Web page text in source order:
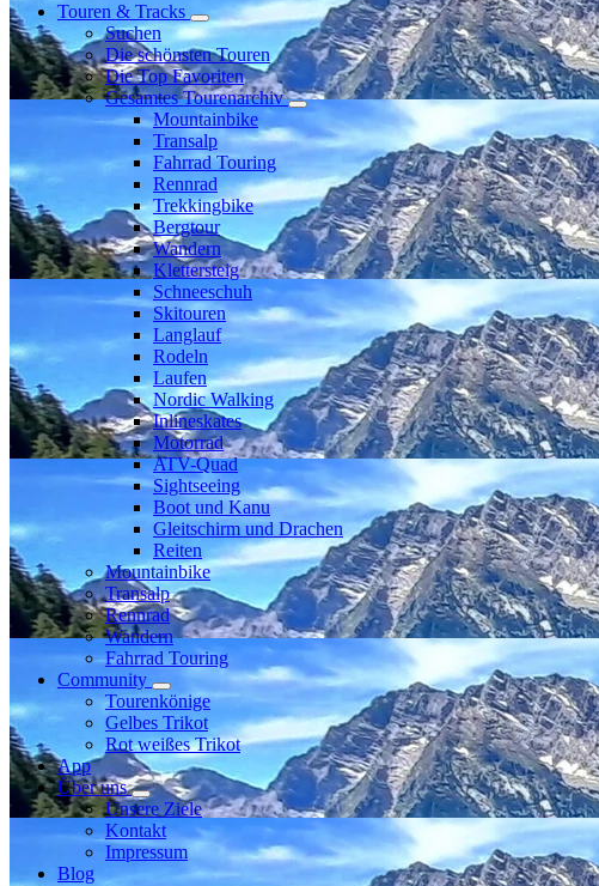
Touren & Tracks
Suchen
Die schönsten Touren
Die Top Favoriten
Gesamtes Tourenarchiv
Mountainbike
Transalp
Fahrrad Touring
Rennrad
Trekkingbike
Bergtour
Wandern
Klettersteig
Schneeschuh
Skitouren
Langlauf
Rodeln
Laufen
Nordic Walking
Inlineskates
Motorrad
ATV-Quad
Sightseeing
Boot und Kanu
Gleitschirm und Drachen
Reiten
Mountainbike
Transalp
Rennrad
Wandern
Fahrrad Touring
Community
Tourenkönige
Gelbes Trikot
Rot weißes Trikot
App
Über uns
Unsere Ziele
Kontakt
Impressum
Blog